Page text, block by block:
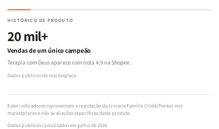
HISTÓRICO DE PRODUTO
20 mil+
Vendas de um único campeão
Terapia com Deus aparece com nota 4,9 na Shopee.
Dados públicos do marketplace
Estes indicadores representam a reputação da Livraria Família Cristã/Penkal nos
marketplaces e não avaliações específicas deste produto.
Dados públicos consultados em julho de 2026.